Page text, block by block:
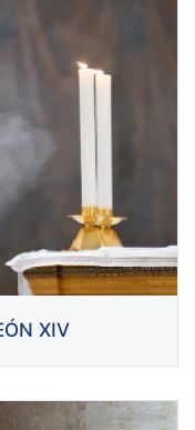
XIV